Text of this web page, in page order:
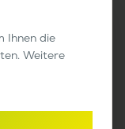
Ihnen die
Weitere